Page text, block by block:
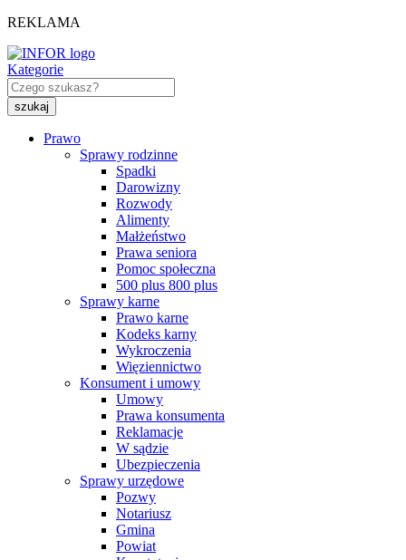
REKLAMA
Kategorie
Prawo
Sprawy rodzinne
Spadki
Darowizny
Rozwody
Alimenty
Małżeństwo
Prawa seniora
Pomoc społeczna
500 plus 800 plus
Sprawy karne
Prawo karne
Kodeks karny
Wykroczenia
Więziennictwo
Konsument i umowy
Umowy
Prawa konsumenta
Reklamacje
W sądzie
Ubezpieczenia
Sprawy urzędowe
Pozwy
Notariusz
Gmina
Powiat